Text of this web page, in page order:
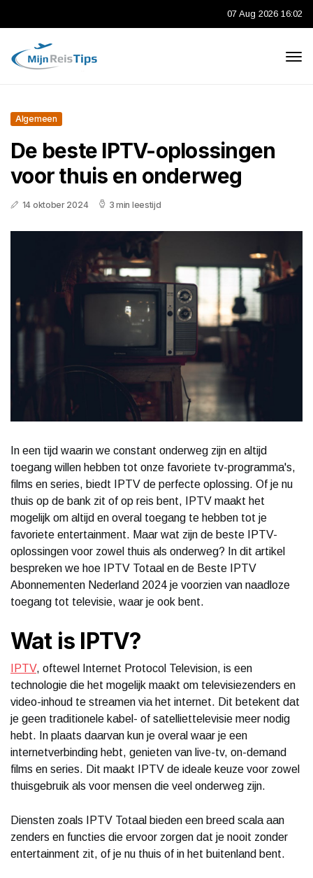
07 Aug 2026 16:02
Algemeen
De beste IPTV-oplossingen
voor thuis en onderweg
14 oktober 2024 3 min leestijd
In een tijd waarin we constant onderweg zijn en altijd
toegang willen hebben tot onze favoriete tv-programma's,
films en series, biedt IPTV de perfecte oplossing. Of je nu
thuis op de bank zit of op reis bent, IPTV maakt het
mogelijk om altijd en overal toegang te hebben tot je
favoriete entertainment. Maar wat zijn de beste IPTV-
oplossingen voor zowel thuis als onderweg? In dit artikel
bespreken we hoe IPTV Totaal en de Beste IPTV
Abonnementen Nederland 2024 je voorzien van naadloze
toegang tot televisie, waar je ook bent.
Wat is IPTV?
IPTV, oftewel Internet Protocol Television, is een
technologie die het mogelijk maakt om televisiezenders en
video-inhoud te streamen via het internet. Dit betekent dat
je geen traditionele kabel- of satelliettelevisie meer nodig
hebt. In plaats daarvan kun je overal waar je een
internetverbinding hebt, genieten van live-tv, on-demand
films en series. Dit maakt IPTV de ideale keuze voor zowel
thuisgebruik als voor mensen die veel onderweg zijn.
Diensten zoals IPTV Totaal bieden een breed scala aan
zenders en functies die ervoor zorgen dat je nooit zonder
entertainment zit, of je nu thuis of in het buitenland bent.